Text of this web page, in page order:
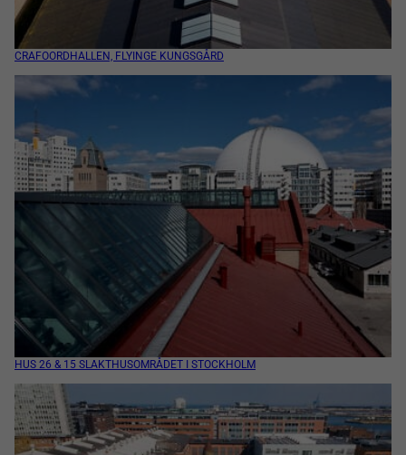
CRAFOORDHALLEN, FLYINGE KUNGSGÅRD
HUS 26 & 15 SLAKTHUSOMRÅDET I STOCKHOLM